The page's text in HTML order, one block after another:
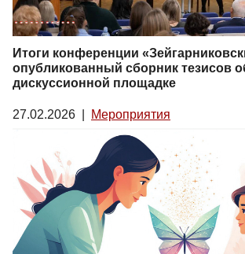
Итоги конференции
опубликованный сборник тезисов
дискуссионной площадке
27.02.2026 Мероприятия